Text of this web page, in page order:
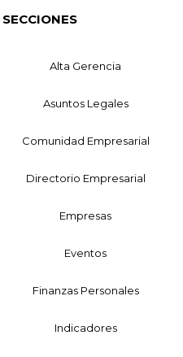
Alta Gerencia
Asuntos Legales
Comunidad Empresarial
Directorio Empresarial
Empresas
Eventos
Finanzas Personales
Indicadores